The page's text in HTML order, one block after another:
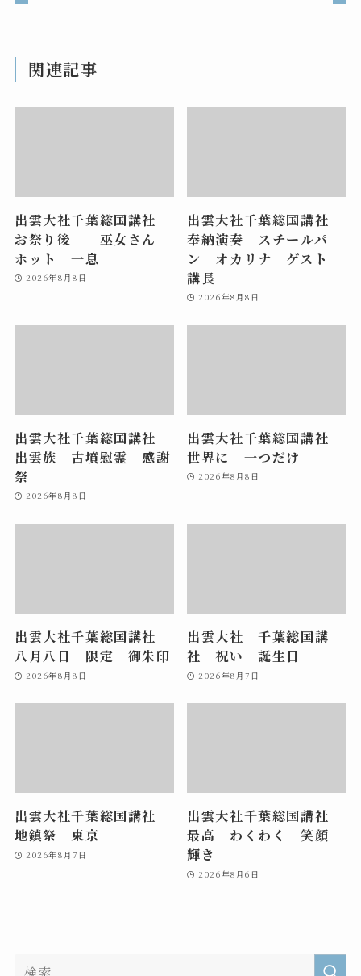
関連記事
出雲大社千葉総国講社
お祭り後 巫女さん
ホット 一息
2026年8月8日
出雲大社千葉総国講社
奉納演奏 スチールパ
ン オカリナ ゲスト
講長
2026年8月8日
出雲大社千葉総国講社
出雲族 古墳慰霊 感謝
祭
2026年8月8日
出雲大社千葉総国講社
世界に 一つだけ
2026年8月8日
出雲大社千葉総国講社
八月八日 限定 御朱印
2026年8月8日
出雲大社 千葉総国講
社 祝い 誕生日
2026年8月7日
出雲大社千葉総国講社
地鎮祭 東京
2026年8月7日
出雲大社千葉総国講社
最高 わくわく 笑顔
輝き
2026年8月6日